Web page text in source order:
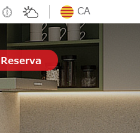
CA
Reserva